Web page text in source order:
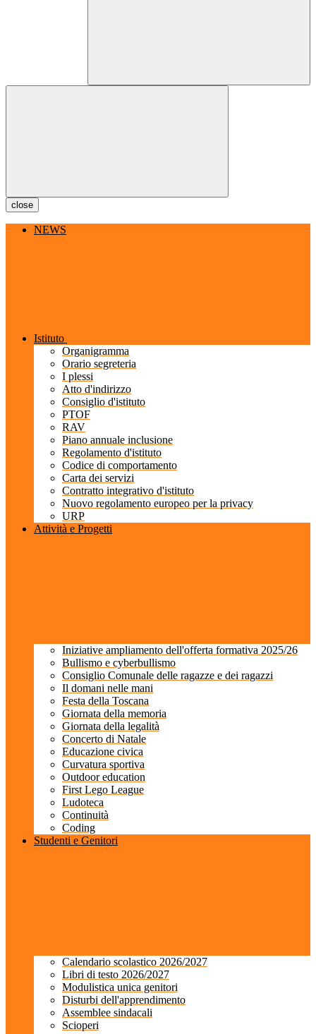
close
NEWS
Istituto
Organigramma
Orario segreteria
I plessi
Atto d'indirizzo
Consiglio d'istituto
PTOF
RAV
Piano annuale inclusione
Regolamento d'istituto
Codice di comportamento
Carta dei servizi
Contratto integrativo d'istituto
Nuovo regolamento europeo per la privacy
URP
Attività e Progetti
Iniziative ampliamento dell'offerta formativa 2025/26
Bullismo e cyberbullismo
Consiglio Comunale delle ragazze e dei ragazzi
Il domani nelle mani
Festa della Toscana
Giornata della memoria
Giornata della legalità
Concerto di Natale
Educazione civica
Curvatura sportiva
Outdoor education
First Lego League
Ludoteca
Continuità
Coding
Studenti e Genitori
Calendario scolastico 2026/2027
Libri di testo 2026/2027
Modulistica unica genitori
Disturbi dell'apprendimento
Assemblee sindacali
Scioperi